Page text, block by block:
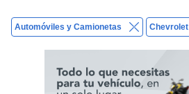
Automóviles y Camionetas Chevrolet